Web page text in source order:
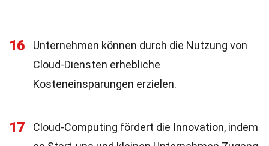
16
Unternehmen können durch die Nutzung von
Cloud-Diensten erhebliche
Kosteneinsparungen erzielen.
17
Cloud-Computing fördert die Innovation, indem